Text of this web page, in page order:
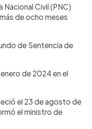
Civil (PNC)
de ocho meses
de Sentencia de
de 2024 en el
el 23 de agosto de
el ministro de